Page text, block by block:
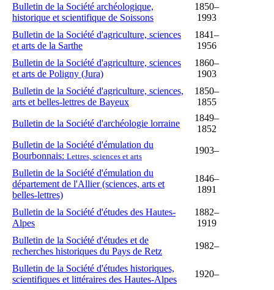
Bulletin de la Société archéologique,
historique et scientifique de Soissons
1850–
1993
Bulletin de la Société d'agriculture, sciences
et arts de la Sarthe
1841–
1956
Bulletin de la Société d'agriculture, sciences
et arts de Poligny (Jura)
1860–
1903
Bulletin de la Société d'agriculture, sciences,
arts et belles-lettres de Bayeux
1850–
1855
Bulletin de la Société d'archéologie lorraine
1849–
1852
Bulletin de la Société d'émulation du
Bourbonnais: Lettres, sciences et arts
1903–
Bulletin de la Société d'émulation du
département de l'Allier (sciences, arts et
belles-lettres)
1846–
1891
Bulletin de la Société d'études des Hautes-
Alpes
1882–
1919
Bulletin de la Société d'études et de
recherches historiques du Pays de Retz
1982–
Bulletin de la Société d'études historiques,
scientifiques et littéraires des Hautes-Alpes
1920–